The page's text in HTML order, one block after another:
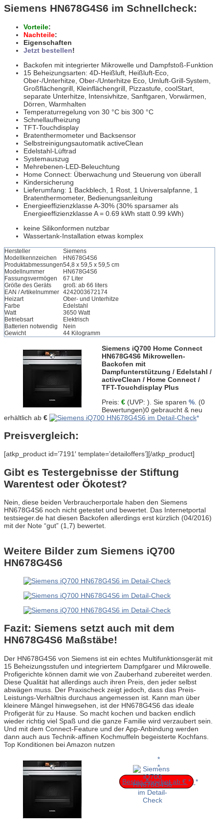
Siemens HN678G4S6 im Schnellcheck:
Vorteile:
Nachteile:
Eigenschaften
Jetzt bestellen!
Backofen mit integrierter Mikrowelle und Dampfstoß-Funktion
15 Beheizungsarten: 4D-Heißluft, Heißluft-Eco,
Ober-/Unterhitze, Ober-/Unterhitze Eco, Umluft-Grill-System,
Großflächengrill, Kleinflächengrill, Pizzastufe, coolStart,
separate Unterhitze, Intensivhitze, Sanftgaren, Vorwärmen,
Dörren, Warmhalten
Temperaturregelung von 30 °C bis 300 °C
Schnellaufheizung
TFT-Touchdisplay
Bratenthermometer und Backsensor
Selbstreinigungsautomatik activeClean
Edelstahl-Lüftrad
Systemauszug
Mehrebenen-LED-Beleuchtung
Home Connect: Überwachung und Steuerung von überall
Kindersicherung
Lieferumfang: 1 Backblech, 1 Rost, 1 Universalpfanne, 1
Bratenthermometer, Bedienungsanleitung
Energieeffizienzklasse A-30% (30% sparsamer als
Energieeffizienzklasse A = 0.69 kWh statt 0.99 kWh)
keine Silikonformen nutzbar
Wassertank-Installation etwas komplex
Hersteller
Siemens
Modellkennzeichen
HN678G4S6
Produktabmessungen54,8 x 59,5 x 59,5 cm
Modellnummer
HN678G4S6
Fassungsvermögen
67 Liter
Größe des Geräts
groß: ab 66 liters
EAN / Artikelnummer 4242003672174
Heizart
Ober- und Unterhitze
Farbe
Edelstahl
Watt
3650 Watt
Betriebsart
Elektrisch
Batterien notwendig
Nein
Gewicht
44 Kilogramm
Siemens iQ700 Home Connect
HN678G4S6 Mikrowellen-
Backofen mit
Dampfunterstützung / Edelstahl /
activeClean / Home Connect /
TFT-Touchdisplay Plus
Preis: € (UVP: ). Sie sparen % (0
Bewertungen)0 gebraucht & neu
erhältlich ab €
Preisvergleich:
[atkp_product id=’7191′ template=’detailoffers’][/atkp_product]
Gibt es Testergebnisse der Stiftung
Warentest oder Ökotest?
Nein, diese beiden Verbraucherportale haben den Siemens
HN678G4S6 noch nicht getestet und bewertet. Das Internetportal
testsieger.de hat diesen Backofen allerdings erst kürzlich (04/2016)
mit der Note “gut” (1,7) bewertet.
Weitere Bilder zum Siemens iQ700
HN678G4S6
Fazit: Siemens setzt auch mit dem
HN678G4S6 Maßstäbe!
Der HN678G4S6 von Siemens ist ein echtes Multifunktionsgerät mit
15 Beheizungsstufen und integriertem Dampfgarer und Mikrowelle.
Profigerichte können damit wie von Zauberhand zubereitet werden.
Diese Qualität hat allerdings auch ihren Preis, den jeder selbst
abwägen muss. Der Praxischeck zeigt jedoch, dass das Preis-
Leistungs-Verhältnis durchaus angemessen ist. Kann man über
kleinere Mängel hinwegsehen, ist der HN678G4S6 das ideale
Profigerät für zu Hause. So macht kochen und backen endlich
wieder richtig viel Spaß und die ganze Familie wird verzaubert sein.
Und mit dem Connect-Feature und der App-Anbindung werden
dann auch aus Technik-affinen Kochmuffeln begeisterte Kochfans.
Top Konditionen bei Amazon nutzen
Bestes Angebot ab €